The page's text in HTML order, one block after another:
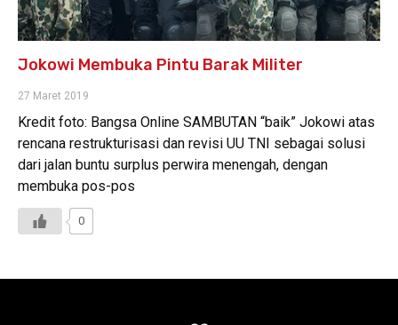
Jokowi Membuka Pintu Barak Militer
27 Maret 2019
Kredit foto: Bangsa Online SAMBUTAN “baik” Jokowi atas
rencana restrukturisasi dan revisi UU TNI sebagai solusi
dari jalan buntu surplus perwira menengah, dengan
membuka pos-pos
0